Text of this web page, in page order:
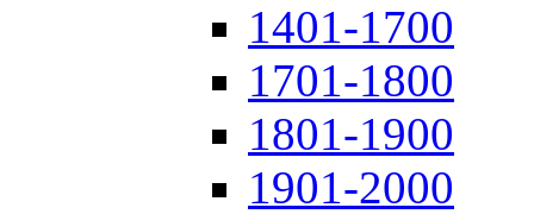
1401-1700
1701-1800
1801-1900
1901-2000